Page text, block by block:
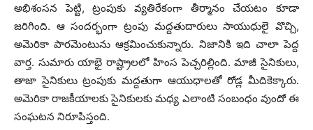
అభిశంసన పెట్టి, ట్రంపుకు వ్యతిరేకంగా తీర్మానం చేయటం కూడా
జరిగింది. ఆ సందర్భంగా ట్రంపు మద్దతుదారులు సాయుధులై వొచ్చి,
అమెరికా పారమెంటును ఆక్రమించుకున్నారు. నిజానికి ఇది చాలా పెద్ద
వార్త. సుమారు యాభై రాష్ట్రాలలో హింస పెచ్చరిల్లింది. మాజీ సైనికులు,
తాజా సైనికులు ట్రంపుకు మద్దతుగా ఆయుధాలతో రోడ్ల మీదికెక్కారు.
అమెరికా రాజకీయాలకు సైనికులకు మధ్య ఎలాంటి సంబంధం వుందో ఈ
సంఘటన నిరూపిస్తంది.